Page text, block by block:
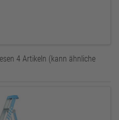
4 Artikeln (kann ähnliche